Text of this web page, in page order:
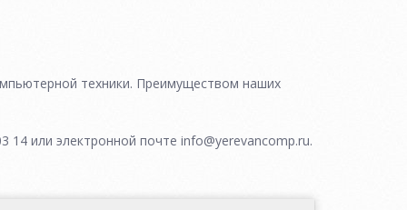
техники. Преимуществом наших
или электронной почте info@yerevancomp.ru.